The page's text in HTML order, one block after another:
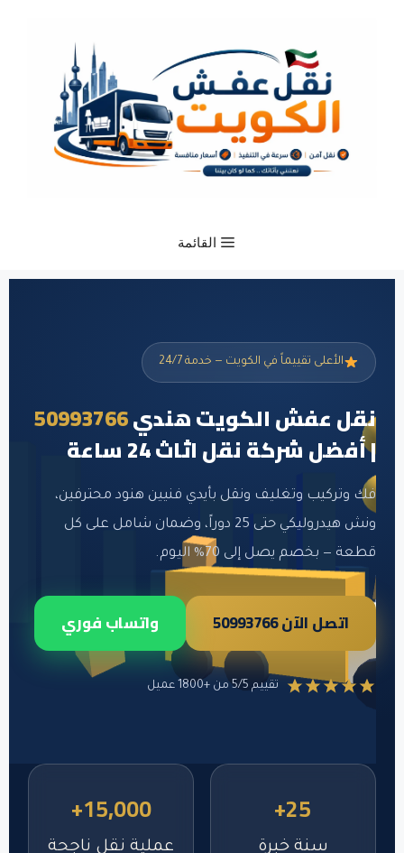
القائمة
الأعلى تقييماً في الكويت — خدمة 24/7
نقل عفش الكويت هندي50993766
| أفضل شركة نقل اثاث 24 ساعة
فك وتركيب وتغليف ونقل بأيدي فنيين هنود محترفين،
ونش هيدروليكي حتى 25 دوراً، وضمان شامل على كل
قطعة — بخصم يصل إلى 70% اليوم.
اتصل الآن 50993766 واتساب فوري
تقييم 5/5 من +1800 عميل
25
+
سنة خبرة
15,000
+
عملية نقل ناجحة